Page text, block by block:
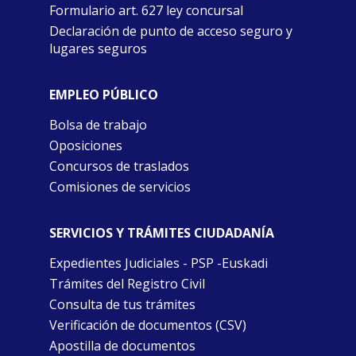
Formulario art. 627 ley concursal
Declaración de punto de acceso seguro y
lugares seguros
EMPLEO PÚBLICO
Bolsa de trabajo
Oposiciones
Concursos de traslados
Comisiones de servicios
SERVICIOS Y TRÁMITES CIUDADANÍA
Expedientes Judiciales - PSP -Euskadi
Trámites del Registro Civil
Consulta de tus trámites
Verificación de documentos (CSV)
Apostilla de documentos